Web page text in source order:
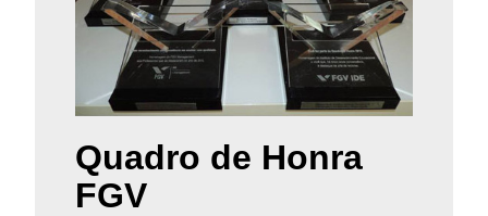
Quadro de Honra
FGV